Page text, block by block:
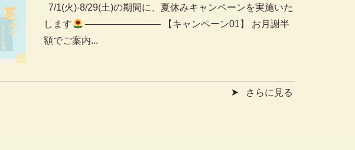
7/1(火)-8/29(土)の期間に、夏休みキャンペーンを実施いた
します
———————— 【キャンペーン01】 お月謝半
額でご案内...
さらに見る